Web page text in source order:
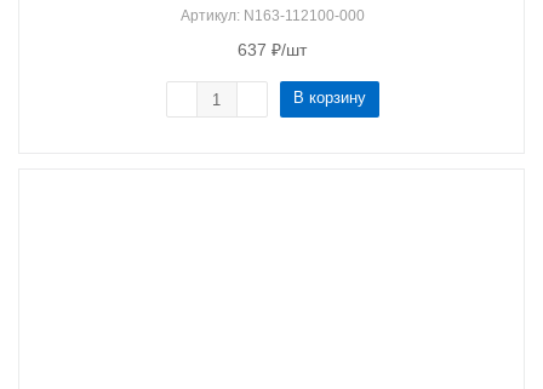
Артикул: N163-112100-000
637 ₽/шт
В корзину